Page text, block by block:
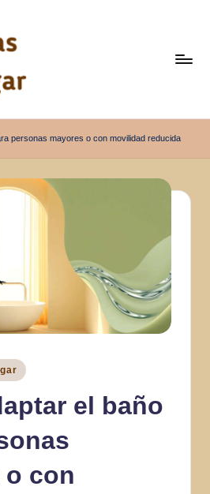
personas mayores o con movilidad reducida
el baño
o con